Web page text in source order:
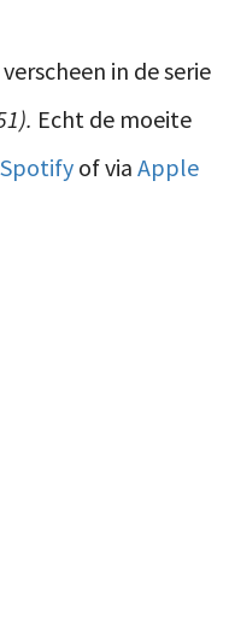
in de serie
Echt de moeite
Spotify of via Apple